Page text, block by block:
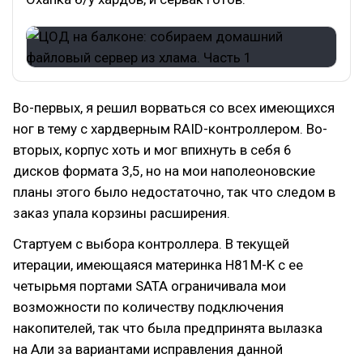
Во-первых, я решил ворваться со всех имеющихся
ног в тему с хардверным RAID-контроллером. Во-
вторых, корпус хоть и мог впихнуть в себя 6
дисков формата 3,5, но на мои наполеоновские
планы этого было недостаточно, так что следом в
заказ упала корзины расширения.
Стартуем с выбора контроллера. В текущей
итерации, имеющаяся материнка H81M-K c ее
четырьмя портами SATA ограничивала мои
возможности по количеству подключения
накопителей, так что была предпринята вылазка
на Али за вариантами исправления данной